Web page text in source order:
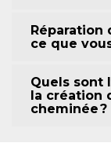
Réparation
ce que
Quels sont
la création
cheminée ?